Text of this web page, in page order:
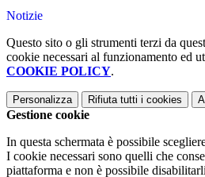
Notizie
Questo sito o gli strumenti terzi da
cookie necessari al funzionamento ed
COOKIE POLICY.
Personalizza Rifiuta tutti i cookies
Gestione cookie
In questa schermata è possibile
I cookie necessari sono quelli che
piattaforma e non è possibile